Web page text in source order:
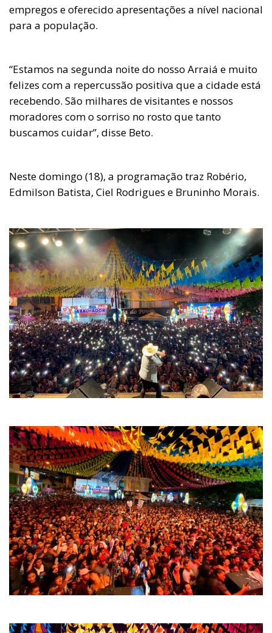
empregos e oferecido apresentações a nível nacional
para a população.
“Estamos na segunda noite do nosso Arraiá e muito
felizes com a repercussão positiva que a cidade está
recebendo. São milhares de visitantes e nossos
moradores com o sorriso no rosto que tanto
buscamos cuidar”, disse Beto.
Neste domingo (18), a programação traz Robério,
Edmilson Batista, Ciel Rodrigues e Bruninho Morais.